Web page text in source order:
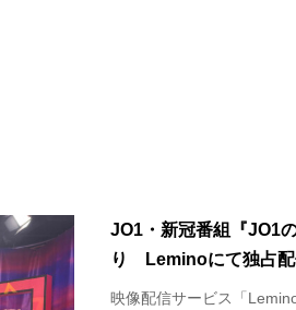
JO1・新冠番組『JO1
り Leminoにて独占配
映像配信サービス「